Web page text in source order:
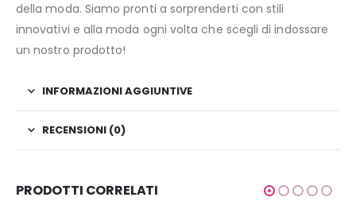
della moda. Siamo pronti a sorprenderti con stili
innovativi e alla moda ogni volta che scegli di indossare
un nostro prodotto!
INFORMAZIONI AGGIUNTIVE
RECENSIONI (0)
PRODOTTI CORRELATI